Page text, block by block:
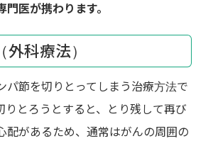
医が携わります。
科療法）
パ節を切りとってしまう治療方法で
りとろうとすると、とり残して再び
配があるため、通常はがんの周囲の